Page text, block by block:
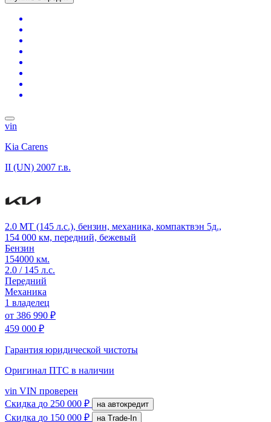
vin
Kia Carens
II (UN) 2007 г.в.
2.0 MT (145 л.с.), бензин, механика, компактвэн 5д.,
154 000 км, передний, бежевый
Бензин
154000 км.
2.0 / 145 л.с.
Передний
Механика
1 владелец
от 386 990 ₽
459 000 ₽
Гарантия юридической чистоты
Оригинал ПТС в наличии
vin VIN проверен
Скидка до 250 000 ₽ на автокредит
Скидка до 150 000 ₽ на Trade-In